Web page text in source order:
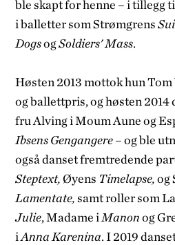
ble skapt for henne – i tillegg
i balletter som Strømgrens
DogsogSoldiers' Mass.
Høsten 2013 mottok hun
og ballettpris, og høsten 2014
fru Alving i Moum Aune og
Ibsens Gengangere– og ble
også danset fremtredende
Steptext,Øyens Timelapse,og
Lamentate, samt roller som
Julie, Madame i Manonog
iAnna Karenina. I 2019